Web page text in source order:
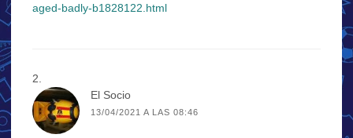
aged-badly-b1828122.html
El Socio
13/04/2021 A LAS 08:46